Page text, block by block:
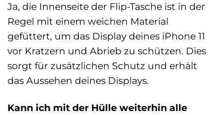
Ja, die Innenseite der Flip-Tasche ist in der
Regel mit einem weichen Material
gefüttert, um das Display deines iPhone 11
vor Kratzern und Abrieb zu schützen. Dies
sorgt für zusätzlichen Schutz und erhält
das Aussehen deines Displays.
Kann ich mit der Hülle weiterhin alle